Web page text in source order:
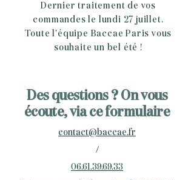
Dernier traitement de vos
commandes le lundi 27 juillet.
Toute l'équipe Baccae Paris vous
souhaite un bel été !
Des questions ? On vous
écoute, via ce formulaire
contact@baccae.fr
/
06.61.39.69.33